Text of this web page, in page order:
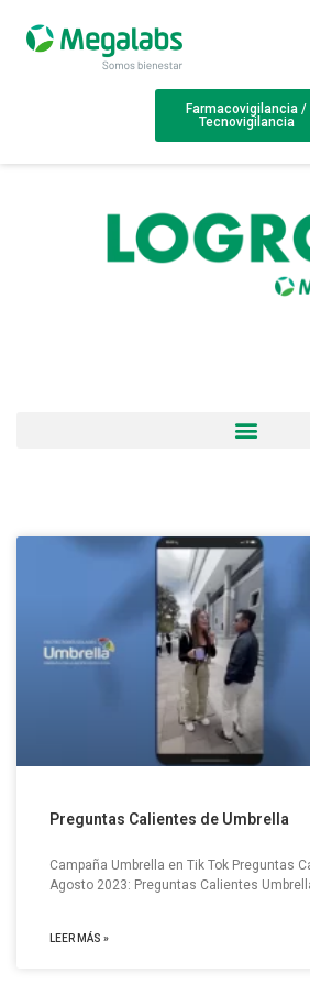
Farmacovigilancia /
Tecnovigilancia
Preguntas Calientes de Umbrella
Campaña Umbrella en Tik Tok Preguntas
Agosto 2023: Preguntas Calientes
LEER MÁS »